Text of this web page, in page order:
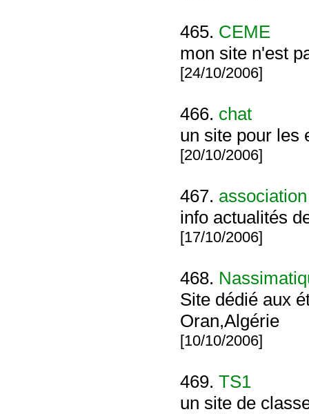
465. CEME
mon site n'est
[24/10/2006]
466. chat
un site pour les
[20/10/2006]
467.
info actualités
[17/10/2006]
468.
Site dédié aux
Oran,Algérie
[10/10/2006]
469. TS1
un site de